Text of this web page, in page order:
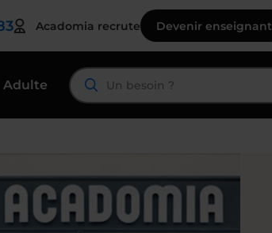
Acadomia recrute Devenir enseignant
Adulte